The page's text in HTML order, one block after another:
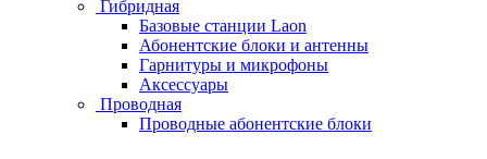
Гибридная
Базовые станции Laon
Абонентские блоки и антенны
Гарнитуры и микрофоны
Аксессуары
Проводная
Проводные абонентские блоки